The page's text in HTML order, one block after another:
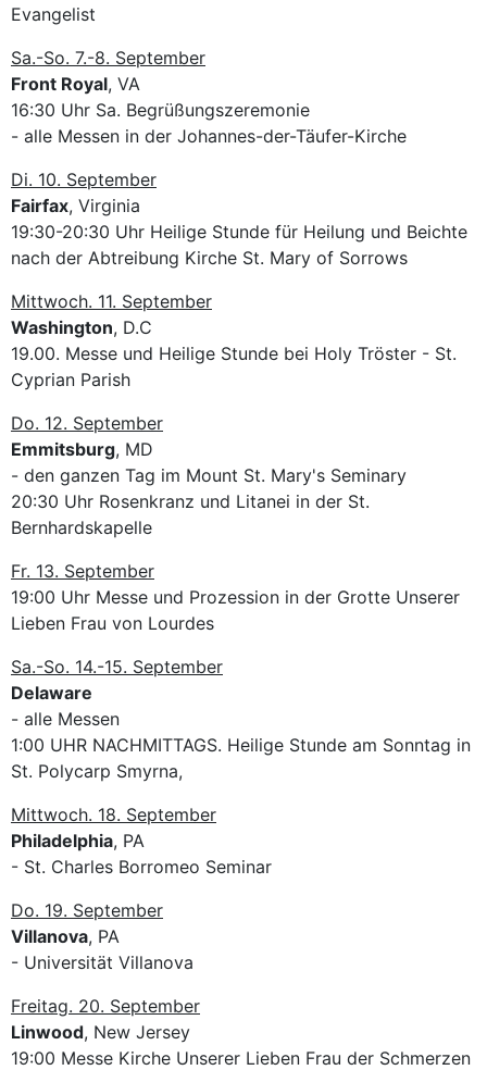
Evangelist
Sa.-So. 7.-8. September
Front Royal, VA
16:30 Uhr Sa. Begrüßungszeremonie
- alle Messen in der Johannes-der-Täufer-Kirche
Di. 10. September
Fairfax, Virginia
19:30-20:30 Uhr Heilige Stunde für Heilung und Beichte
nach der Abtreibung Kirche St. Mary of Sorrows
Mittwoch. 11. September
Washington, D.C
19.00. Messe und Heilige Stunde bei Holy Tröster - St.
Cyprian Parish
Do. 12. September
Emmitsburg, MD
- den ganzen Tag im Mount St. Mary's Seminary
20:30 Uhr Rosenkranz und Litanei in der St.
Bernhardskapelle
Fr. 13. September
19:00 Uhr Messe und Prozession in der Grotte Unserer
Lieben Frau von Lourdes
Sa.-So. 14.-15. September
Delaware
- alle Messen
1:00 UHR NACHMITTAGS. Heilige Stunde am Sonntag in
St. Polycarp Smyrna,
Mittwoch. 18. September
Philadelphia, PA
- St. Charles Borromeo Seminar
Do. 19. September
Villanova, PA
- Universität Villanova
Freitag. 20. September
Linwood, New Jersey
19:00 Messe Kirche Unserer Lieben Frau der Schmerzen